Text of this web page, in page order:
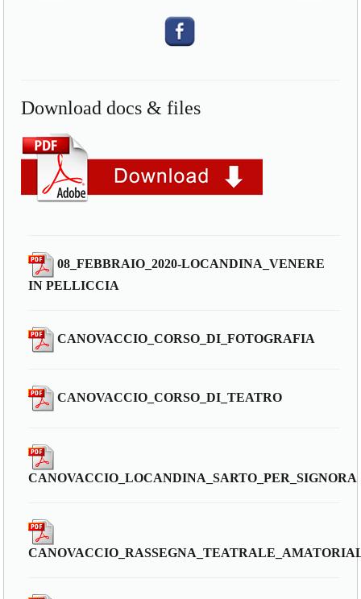
Download docs & files
08_FEBBRAIO_2020-LOCANDINA_VENERE
IN PELLICCIA
CANOVACCIO_CORSO_DI_FOTOGRAFIA
CANOVACCIO_CORSO_DI_TEATRO
CANOVACCIO_LOCANDINA_SARTO_PER_SIGNORA